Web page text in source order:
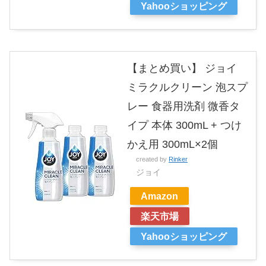
Yahooショッピング
【まとめ買い】 ジョイ
ミラクルクリーン 泡スプ
レー 食器用洗剤 微香タ
イプ 本体 300mL + つけ
かえ用 300mL×2個
created by Rinker
ジョイ
Amazon
楽天市場
Yahooショッピング